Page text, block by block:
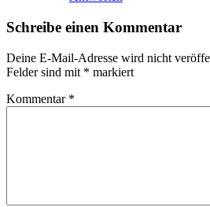
Schreibe einen Kommentar
Deine E-Mail-Adresse wird nicht
Felder sind mit * markiert
Kommentar *